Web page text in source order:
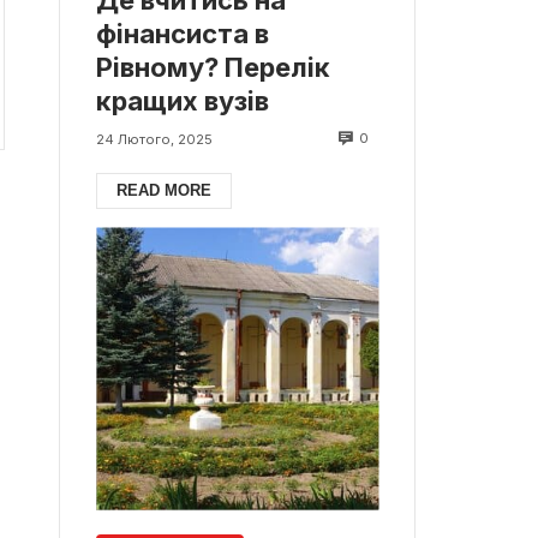
фінансиста в
Рівному? Перелік
кращих вузів
24 Лютого, 2025 0
READ MORE